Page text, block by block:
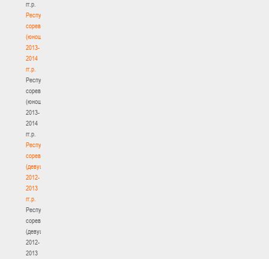
гг.р.
Республиканские
соревнования
(юноши)
2013-
2014
гг.р.
Республиканские
соревнования
(юноши)
2013-
2014
гг.р.
Республиканские
соревнования
(девушки)
2012-
2013
гг.р.
Республиканские
соревнования
(девушки)
2012-
2013